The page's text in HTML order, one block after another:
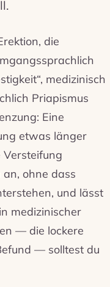
die
medizinisch
Priapismus
Eine
etwas länger
Versteifung
ohne dass
und lässt
medizinischer
— die lockere
— solltest du